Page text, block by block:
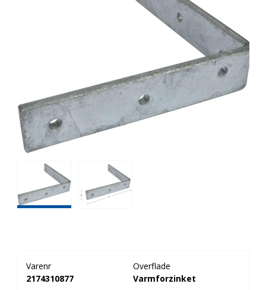
Varenr
2174310877
Overflade
Varmforzinket